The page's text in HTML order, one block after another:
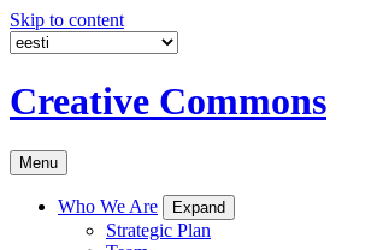
Skip to content
Creative Commons
Menu
Who We Are Expand
Strategic Plan